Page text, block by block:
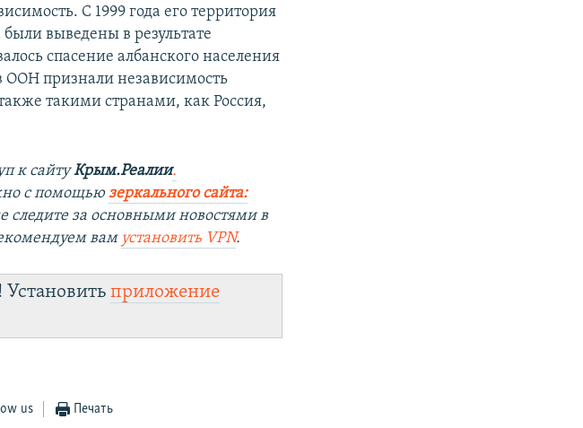
С 1999 года его территория
выведены в результате
спасение албанского населения
ООН признали независимость
такими странами, как Россия,
к сайтуКрым.Реалии.
с помощьюзеркального сайта:
следите за основными новостями в
вам установить VPN.
Установитьприложение
us Печать